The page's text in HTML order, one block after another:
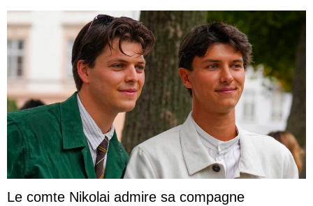
Le comte Nikolai admire sa compagne